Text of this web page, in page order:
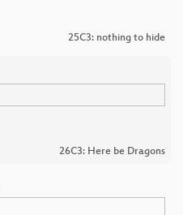
25C3: nothing to hide
26C3: Here be Dragons